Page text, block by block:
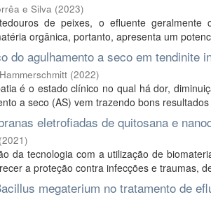
e Silva (2023)
de peixes, o efluente
orgânica, portanto, apresenta um
do agulhamento a seco em tendinite
(2022)
é o estado clínico no qual há dor,
a seco (AS) vem trazendo bons
eletrofiadas de quitosana e
(2021)
da tecnologia com a utilização de
a proteção contra infecções e traumas,
megaterium no tratamento de